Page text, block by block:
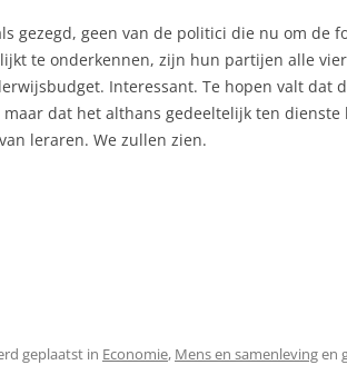
gezegd, geen van de politici die nu om de
te onderkennen, zijn hun partijen alle
Interessant. Te hopen valt dat
maar dat het althans gedeeltelijk ten dienste
leraren. We zullen zien.
geplaatst in Economie, Mens en samenlevingen